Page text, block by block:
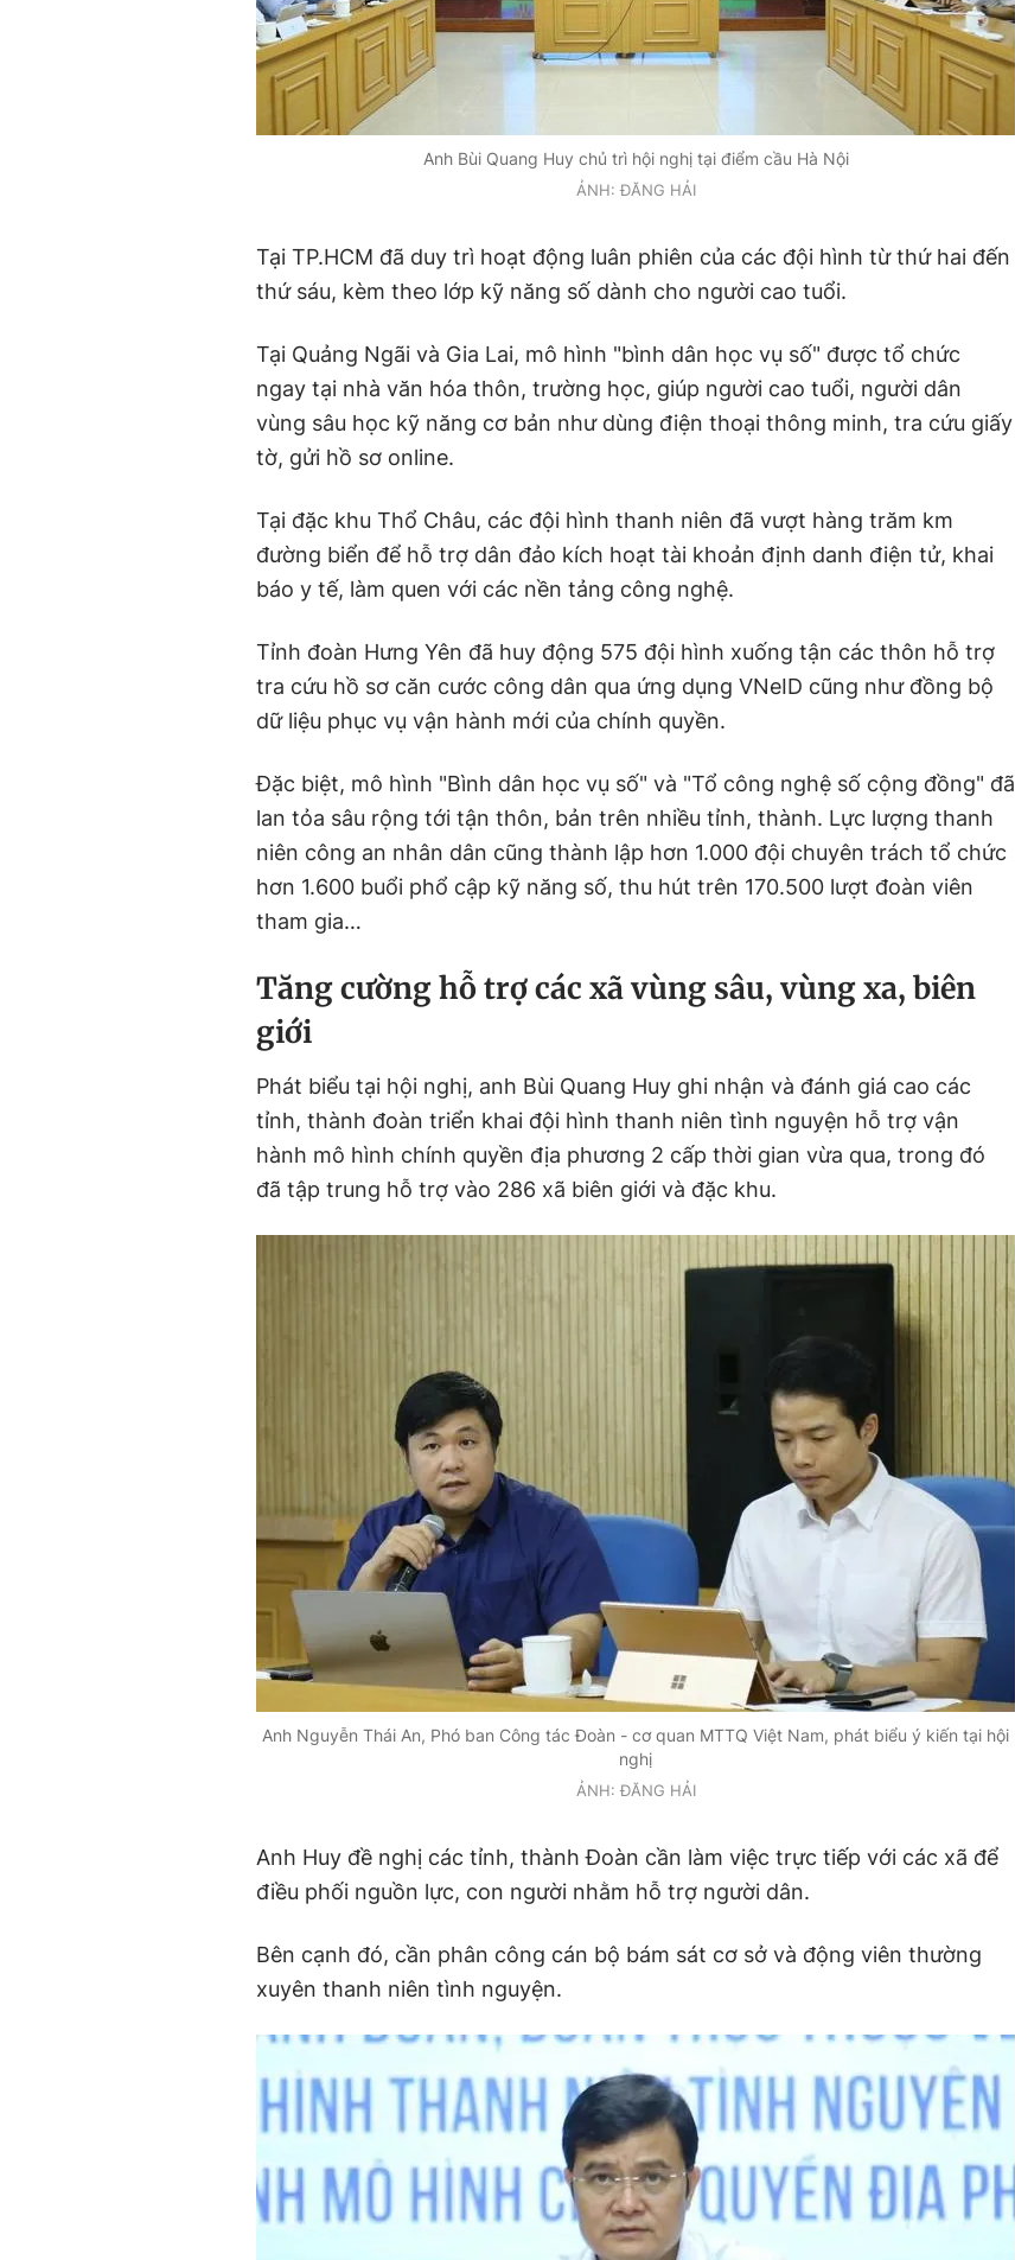
Anh Bùi Quang Huy chủ trì hội nghị tại điểm cầu Hà Nội
ẢNH: ĐĂNG HẢI
Tại TP.HCM đã duy trì hoạt động luân phiên của các đội hình từ thứ hai đến
thứ sáu, kèm theo lớp kỹ năng số dành cho người cao tuổi.
Tại Quảng Ngãi và Gia Lai, mô hình "bình dân học vụ số" được tổ chức
ngay tại nhà văn hóa thôn, trường học, giúp người cao tuổi, người dân
vùng sâu học kỹ năng cơ bản như dùng điện thoại thông minh, tra cứu giấy
tờ, gửi hồ sơ online.
Tại đặc khu Thổ Châu, các đội hình thanh niên đã vượt hàng trăm km
đường biển để hỗ trợ dân đảo kích hoạt tài khoản định danh điện tử, khai
báo y tế, làm quen với các nền tảng công nghệ.
Tỉnh đoàn Hưng Yên đã huy động 575 đội hình xuống tận các thôn hỗ trợ
tra cứu hồ sơ căn cước công dân qua ứng dụng VNeID cũng như đồng bộ
dữ liệu phục vụ vận hành mới của chính quyền.
Đặc biệt, mô hình "Bình dân học vụ số" và "Tổ công nghệ số cộng đồng" đã
lan tỏa sâu rộng tới tận thôn, bản trên nhiều tỉnh, thành. Lực lượng thanh
niên công an nhân dân cũng thành lập hơn 1.000 đội chuyên trách tổ chức
hơn 1.600 buổi phổ cập kỹ năng số, thu hút trên 170.500 lượt đoàn viên
tham gia…
Tăng cường hỗ trợ các xã vùng sâu, vùng xa, biên
giới
Phát biểu tại hội nghị, anh Bùi Quang Huy ghi nhận và đánh giá cao các
tỉnh, thành đoàn triển khai đội hình thanh niên tình nguyện hỗ trợ vận
hành mô hình chính quyền địa phương 2 cấp thời gian vừa qua, trong đó
đã tập trung hỗ trợ vào 286 xã biên giới và đặc khu.
Anh Nguyễn Thái An, Phó ban Công tác Đoàn - cơ quan MTTQ Việt Nam, phát biểu ý kiến tại hội
nghị
ẢNH: ĐĂNG HẢI
Anh Huy đề nghị các tỉnh, thành Đoàn cần làm việc trực tiếp với các xã để
điều phối nguồn lực, con người nhằm hỗ trợ người dân.
Bên cạnh đó, cần phân công cán bộ bám sát cơ sở và động viên thường
xuyên thanh niên tình nguyện.